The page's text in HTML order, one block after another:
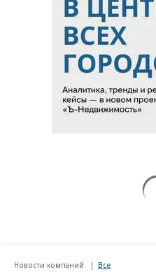
Новости компаний Все